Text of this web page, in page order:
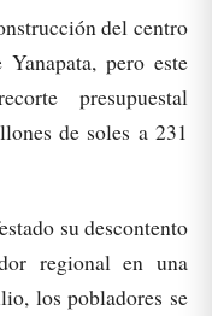
del centro
pero este
presupuestal
de soles a 231
su descontento
regional en una
los pobladores se